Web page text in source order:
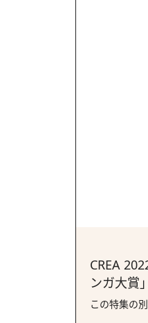
CREA
ンガ大賞
この特集の